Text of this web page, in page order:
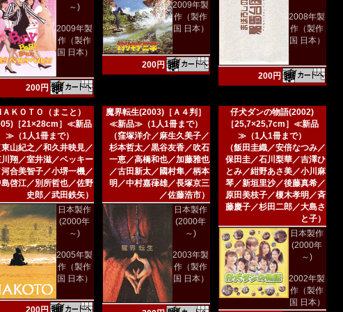
～)
2009年製
作（製作
国 日本）
200円
2009年製
作（製作
国 日本）
200円
2008年製
作（製作
国 日本）
200円
ＡＫＯＴＯ（まこと）
［21×28cm］≪新品
≫（1人1冊まで）
山紀之／和久井映見／
翔／室井滋／ベッキー
合美智子／小堺一機／
啓江／別所哲也／佐野
史郎／武田鉄矢）
日本製作
(2000年
～)
2005年製
作（製作
国 日本）
200円
魔界転生(2003)［Ａ４判］
≪新品≫（1人1冊まで）
（窪塚洋介／麻生久美子／
杉本哲太／黒谷友香／吹石
一恵／高橋和也／加藤雅也
／古田新太／國村隼／柄本
明／中村嘉葎雄／長塚京三
／佐藤浩市）
日本製作
(2000年
～)
2003年製
作（製作
国 日本）
仔犬ダンの物語(2002)
［25,7×25,7cm］≪新品
≫（1人1冊まで）
（飯田圭織／安倍なつみ／
保田圭／石川梨華／吉澤ひ
とみ／紺野あさ美／小川麻
琴／新垣里沙／後藤真希／
原田美枝子／榎木孝明／斉
藤慶子／杉田二郎／大島さ
と子）
日本製作
(2000年
～)
2002年製
作（製作
国 日本）